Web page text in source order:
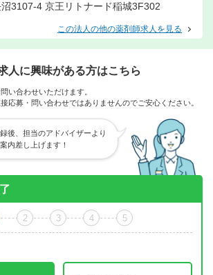
3107-4 京王リトナード稲城3F302
この法人の他の薬剤師求人を見る
人に興味がある方はこちら
い合わせいただけます。
応募・問い合わせではありませんのでご安心ください。
後、担当のアドバイザーより
内差し上げます！
2 3 4 5